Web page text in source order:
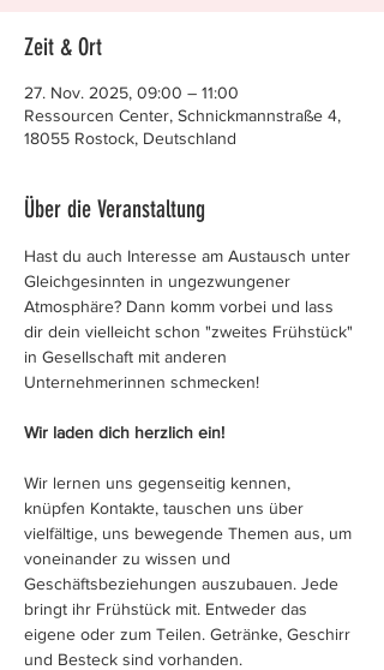
Zeit & Ort
27. Nov. 2025, 09:00 – 11:00
Ressourcen Center, Schnickmannstraße 4,
18055 Rostock, Deutschland
Über die Veranstaltung
Hast du auch Interesse am Austausch unter
Gleichgesinnten in ungezwungener
Atmosphäre? Dann komm vorbei und lass
dir dein vielleicht schon "zweites Frühstück"
in Gesellschaft mit anderen
Unternehmerinnen schmecken!
Wir laden dich herzlich ein!
Wir lernen uns gegenseitig kennen,
knüpfen Kontakte, tauschen uns über
vielfältige, uns bewegende Themen aus, um
voneinander zu wissen und
Geschäftsbeziehungen auszubauen. Jede
bringt ihr Frühstück mit. Entweder das
eigene oder zum Teilen. Getränke, Geschirr
und Besteck sind vorhanden.